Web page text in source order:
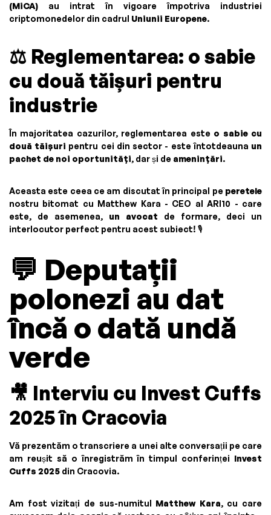
(MiCA) au intrat în vigoare împotriva industriei
criptomonedelor din cadrul Uniunii Europene.
⚖️ Reglementarea: o sabie
cu două tăișuri pentru
industrie
În majoritatea cazurilor, reglementarea este o sabie cu
două tăișuri pentru cei din sector - este întotdeauna un
pachet de noi oportunități, dar și de amenințări.
Aceasta este ceea ce am discutat în principal pe peretele
nostru bitomat cu Matthew Kara - CEO al ARI10 - care
este, de asemenea, un avocat de formare, deci un
interlocutor perfect pentru acest subiect! 🎙️
💬 Deputații
polonezi au dat
încă o dată undă
verde
🎥 Interviu cu Invest Cuffs
2025 în Cracovia
Vă prezentăm o transcriere a unei alte conversații pe care
am reușit să o înregistrăm în timpul conferinței Invest
Cuffs 2025 din Cracovia.
Am fost vizitați de sus-numitul Matthew Kara, cu care